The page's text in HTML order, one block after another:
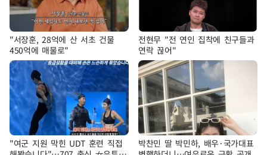
"서장훈, 28억에 산 서초 건물
450억에 매물로"
전현무 "전 연인 집착에 친구들과
연락 끊어"
"여군 지원 막힌 UDT 훈련 직접
박찬민 딸 박민하, 배우·국가대표